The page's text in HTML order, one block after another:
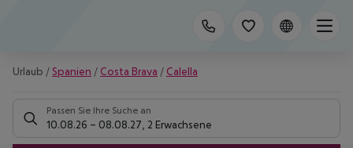
Urlaub / Spanien / Costa Brava / Calella
Passen Sie Ihre Suche an
10.08.26 – 08.08.27 2 Erwachsene